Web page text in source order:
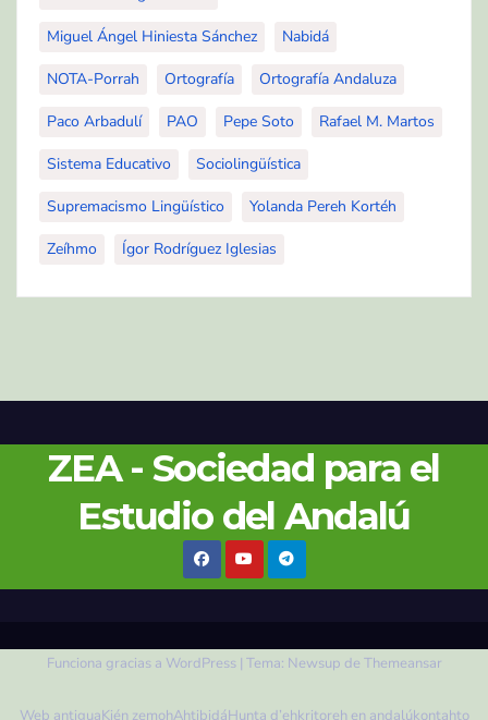
Miguel Ángel Hiniesta Sánchez Nabidá
NOTA-Porrah Ortografía Ortografía Andaluza
Paco Arbadulí PAO Pepe Soto Rafael M. Martos
Sistema Educativo Sociolingüística
Supremacismo Lingüístico Yolanda Pereh Kortéh
Zeíhmo Ígor Rodríguez Iglesias
ZEA - Sociedad para el
Estudio del Andalú
Funciona gracias a WordPress | Tema: Newsup de Themeansar
Web antiguaKién zemohAhtibidáHunta d’ehkritoreh en andalúkontahto